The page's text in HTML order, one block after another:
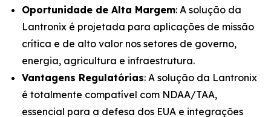
Oportunidade de Alta Margem: A solução da
Lantronix é projetada para aplicações de missão
crítica e de alto valor nos setores de governo,
energia, agricultura e infraestrutura.
Vantagens Regulatórias: A solução da Lantronix
é totalmente compatível com NDAA/TAA,
essencial para a defesa dos EUA e integrações